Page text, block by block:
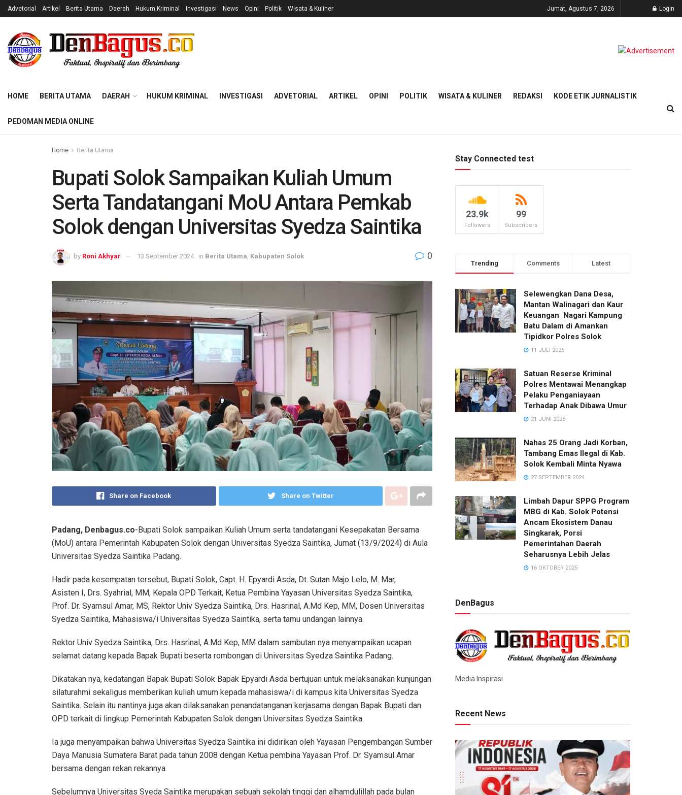
Advetorial Artikel Berita Utama Daerah Hukum Kriminal Investigasi News Opini Politik Wisata & Kuliner Jumat, Agustus 7, 2026 Login
HOME BERITA UTAMA DAERAH HUKUM KRIMINAL INVESTIGASI ADVETORIAL ARTIKEL OPINI POLITIK WISATA & KULINER REDAKSI KODE ETIK JURNALISTIK
PEDOMAN MEDIA ONLINE
Home Berita Utama
Bupati Solok Sampaikan Kuliah Umum
Serta Tandatangani MoU Antara Pemkab
Solok dengan Universitas Syedza Saintika
by Roni Akhyar 13 September 2024 in Berita Utama Kabupaten Solok 0
Share on Facebook Share on Twitter
Padang, Denbagus.co-Bupati Solok sampaikan Kuliah Umum serta tandatangani Kesepakatan Bersama
(MoU) antara Pemerintah Kabupaten Solok dengan Universitas Syedza Saintika, Jumat (13/9/2024) di Aula
Universitas Syedza Saintika Padang.
Hadir pada kesempatan tersebut, Bupati Solok, Capt. H. Epyardi Asda, Dt. Sutan Majo Lelo, M. Mar,
Asisten I, Drs. Syahrial, MM, Kepala OPD Terkait, Ketua Pembina Yayasan Universitas Syedza Saintika,
Prof. Dr. Syamsul Amar, MS, Rektor Univ Syedza Saintika, Drs. Hasrinal, A.Md Kep, MM, Dosen Universitas
Syedza Saintika, Mahasiswa/i Universitas Syedza Saintika, serta tamu undangan lainnya.
Rektor Univ Syedza Saintika, Drs. Hasrinal, A.Md Kep, MM dalam sambutan nya menyampaikan ucapan
selamat datang kepada Bapak Bupati beserta rombongan di Universitas Syedza Saintika Padang.
Dikatakan nya, kedatangan Bapak Bupati Solok Bapak Epyardi Asda bertujuan untuk melaksanakan kunjungan
silaturahmi sekaligus memberikan kuliah umum kepada mahasiswa/i di kampus kita Universitas Syedza
Saintika. Selain itu nantinya juga akan dilaksanakan penandatanganan kerjasama dengan Bapak Bupati dan
OPD terkait di lingkup Pemerintah Kabupaten Solok dengan Universitas Syedza Saintika.
Ia juga menyampaikan bahwa Universitas Syedza Saintika ini didirikan oleh Yayasan Pengembangan Sumber
Daya Manusia Sumatera Barat pada tahun 2008 dengan Ketua pembina Yayasan Prof. Dr. Syamsul Amar
bersama dengan rekan rekannya.
Sebelumnya Universitas Syeda Saintika merupakan sebuah sekolah tinggi dan alhamdulillah pada bulan
Stay Connected test
23.9k
Followers
99
Subscribers
Trending Comments Latest
Selewengkan Dana Desa,
Mantan Walinagari dan Kaur
Keuangan Nagari Kampung
Batu Dalam di Amankan
Tipidkor Polres Solok
11 JULI 2025
Satuan Reserse Kriminal
Polres Mentawai Menangkap
Pelaku Penganiayaan
Terhadap Anak Dibawa Umur
21 JUNI 2025
Nahas 25 Orang Jadi Korban,
Tambang Emas Ilegal di Kab.
Solok Kembali Minta Nyawa
27 SEPTEMBER 2024
Limbah Dapur SPPG Program
MBG di Kab. Solok Potensi
Ancam Ekosistem Danau
Singkarak, Porsi
Pemerintahan Daerah
Seharusnya Lebih Jelas
16 OKTOBER 2025
DenBagus
Media Inspirasi
Recent News